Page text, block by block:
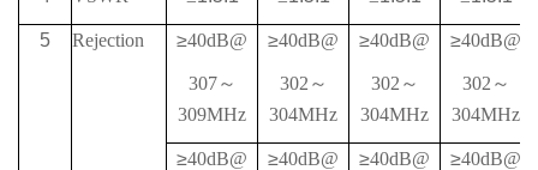
5 Rejection ≥40dB@
307～
309MHz
≥40dB@
302 ～
304MHz
≥40dB@
302 ～
304MHz
≥40dB@
302 ～
304MHz
≥40dB@ ≥40dB@ ≥40dB@ ≥40dB@